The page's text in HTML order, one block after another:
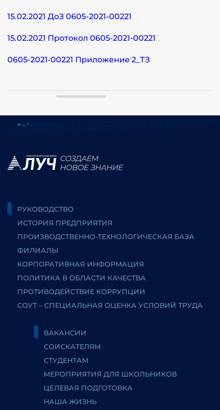
15.02.2021 ДоЗ 0605-2021-00221
15.02.2021 Протокол 0605-2021-00221
0605-2021-00221 Приложение 2_ТЗ
РУКОВОДСТВО
ИСТОРИЯ ПРЕДПРИЯТИЯ
ПРОИЗВОДСТВЕННО-ТЕХНОЛОГИЧЕСКАЯ БАЗА
ФИЛИАЛЫ
КОРПОРАТИВНАЯ ИНФОРМАЦИЯ
ПОЛИТИКА В ОБЛАСТИ КАЧЕСТВА
ПРОТИВОДЕЙСТВИЕ КОРРУПЦИИ
СОУТ – СПЕЦИАЛЬНАЯ ОЦЕНКА УСЛОВИЙ ТРУДА
ВАКАНСИИ
СОИСКАТЕЛЯМ
СТУДЕНТАМ
МЕРОПРИЯТИЯ ДЛЯ ШКОЛЬНИКОВ
ЦЕЛЕВАЯ ПОДГОТОВКА
НАША ЖИЗНЬ